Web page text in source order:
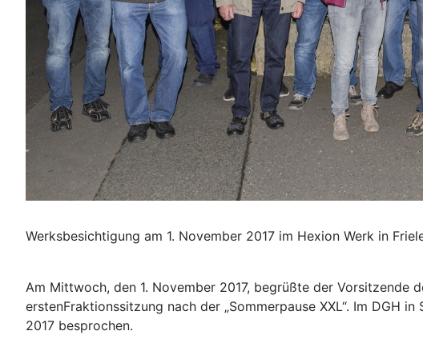
Werksbesichtigung am 1. November 2017 im Hexion Werk in
Am Mittwoch, den 1. November 2017, begrüßte der
erstenFraktionssitzung nach der „Sommerpause XXL“. Im DGH
2017 besprochen.